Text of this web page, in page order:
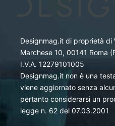
Designmag.it di proprietà di
Marchese 10, 00141 Roma
I.V.A. 12279101005
Designmag.it non è una
viene aggiornato senza
pertanto considerarsi un
legge n. 62 del 07.03.2001